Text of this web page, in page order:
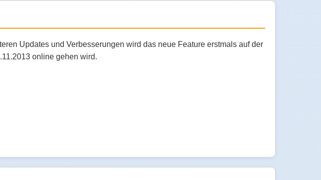
Updates und Verbesserungen wird das neue Feature erstmals auf der
online gehen wird.